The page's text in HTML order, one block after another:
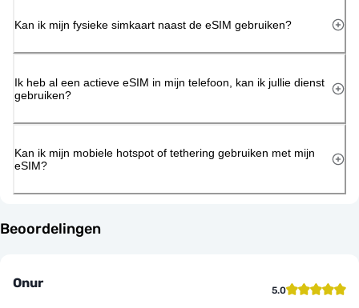
Kan ik mijn fysieke simkaart naast de eSIM gebruiken?
Ik heb al een actieve eSIM in mijn telefoon, kan ik jullie dienst
gebruiken?
Kan ik mijn mobiele hotspot of tethering gebruiken met mijn
eSIM?
Beoordelingen
Onur 5.0